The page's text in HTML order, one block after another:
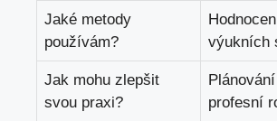
Jaké metody
používám?
výukních
Jak mohu zlepšit
svou praxi?
profesní